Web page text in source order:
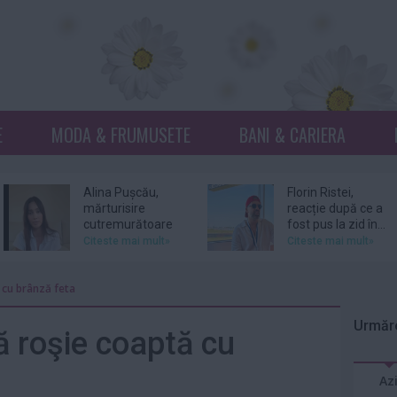
MODA & FRUMUSETE BANI & CARIERA
Alina Pușcău,
mărturisire
cutremurătoare
înainte de...
Citeste mai mult»
Florin Ristei,
reacție după ce a
fost pus la zid în...
Citeste mai mult»
Citeste mai mult» Citeste mai mult»
brânză feta
roşie coaptă cu
Azi